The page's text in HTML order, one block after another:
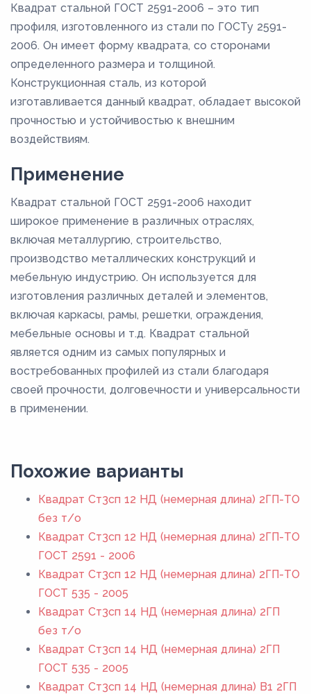
Квадрат стальной ГОСТ 2591-2006 – это тип
профиля, изготовленного из стали по ГОСТу 2591-
2006. Он имеет форму квадрата, со сторонами
определенного размера и толщиной.
Конструкционная сталь, из которой
изготавливается данный квадрат, обладает высокой
прочностью и устойчивостью к внешним
воздействиям.
Применение
Квадрат стальной ГОСТ 2591-2006 находит
широкое применение в различных отраслях,
включая металлургию, строительство,
производство металлических конструкций и
мебельную индустрию. Он используется для
изготовления различных деталей и элементов,
включая каркасы, рамы, решетки, ограждения,
мебельные основы и т.д. Квадрат стальной
является одним из самых популярных и
востребованных профилей из стали благодаря
своей прочности, долговечности и универсальности
в применении.
Похожие варианты
Квадрат Ст3сп 12 НД (немерная длина) 2ГП-ТО
без т/о
Квадрат Ст3сп 12 НД (немерная длина) 2ГП-ТО
ГОСТ 2591 - 2006
Квадрат Ст3сп 12 НД (немерная длина) 2ГП-ТО
ГОСТ 535 - 2005
Квадрат Ст3сп 14 НД (немерная длина) 2ГП
без т/о
Квадрат Ст3сп 14 НД (немерная длина) 2ГП
ГОСТ 535 - 2005
Квадрат Ст3сп 14 НД (немерная длина) В1 2ГП